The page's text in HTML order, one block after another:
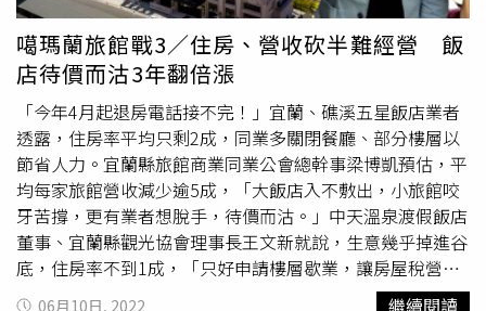
求，所以不會有過高及過低的不合理問題；由於百貨部分產
權還需要時間整合，飯店、百貨一張照，不能單獨重建，所
以短期由王朝回租算是安全牌，不過就目前經營狀況來看，
2027年一到，不論富邦是否準備好要都更，都不會影響王
朝獲利了結。
冷，惟有收租抗通膨的商用不動產交易，僅微幅下降。黃舒
衛分析說，商用不動產兼具抗通膨及自用題材，比起土地相
對有撐，瑞普萊坊統計今年至6月15日止，全台成交金額
588.1億元，年減6％。預期升息後，較受影響的是受保險業
「金八條」租金收益率限制，買樓門檻從2.345％將調升到
2.470％，在股債雙跌之際，避險資金將持續轉進收益率較
高的工業地產、開發型投資及中南部低基期物件。黃舒衛也
示警，連續升息若軟著陸，房市景氣恐將衰退，增加自住、
自用負擔，影響生活品質、排擠消費購買力；但硬著陸則破
壞建商、買方支付能力，形成爛尾樓、斷頭、倒帳等現象，
即使房價不跌，但金融機構也難置身事外。今年升息、疫
情，不但已毀了329檔、520檔，6月再次升息，預期將出現
噶瑪蘭旅館戰3／住房、營收砍半難經營 飯
店待價而沽3年翻倍漲
「今年4月起退房電話接不完！」宜蘭、礁溪五星飯店業者
透露，住房率平均只剩2成，同業多關閉餐廳、部分樓層以
節省人力。宜蘭縣旅館商業同業公會總幹事梁博凱預估，平
均每家旅館營收減少逾5成，「大飯店入不敷出，小旅館咬
牙苦撐，更有業者想脫手，待價而沽。」中天溫泉渡假飯店
董事、宜蘭縣觀光協會理事長王文新就說，生意幾乎掉進谷
底，住房率不到1成，「只好申請樓層歇業，讓房屋稅營業
用的3%降成2%，沒辦法開源就要節流！」近期礁溪老爺酒
06月10日, 2022